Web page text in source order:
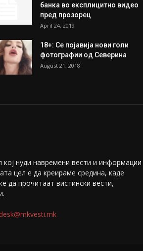
банка во експлицитно видео
пред прозорец
April 24, 2019
18+: Се појавија нови голи
фотографии од Северина
August 21, 2018
нуди навремени вести и информации
цел е да креираме средина, каде
да прочитаат вистински вести,
desk@mkvesti.mk